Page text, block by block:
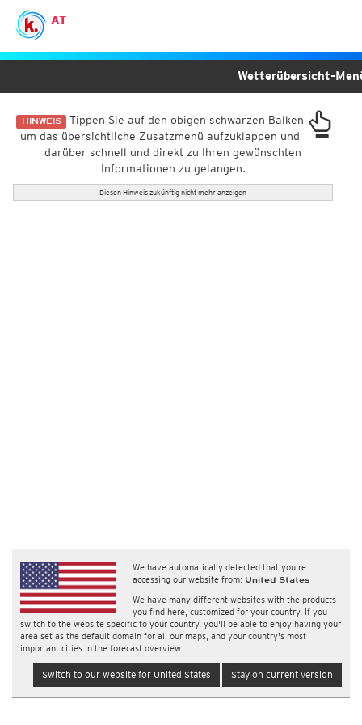
AT
HINWEIS Tippen Sie auf den obigen schwarzen Balken
um das übersichtliche Zusatzmenü aufzuklappen und
darüber schnell und direkt zu Ihren gewünschten
Informationen zu gelangen.
Diesen Hinweis zukünftig nicht mehr anzeigen
We have automatically detected that you're
accessing our website from: United States
We have many different websites with the products
you find here, customized for your country. If you
switch to the website specific to your country, you'll be able to enjoy having your
area set as the default domain for all our maps, and your country's most
important cities in the forecast overview.
Switch to our website for United States Stay on current version
Wetterübersicht-